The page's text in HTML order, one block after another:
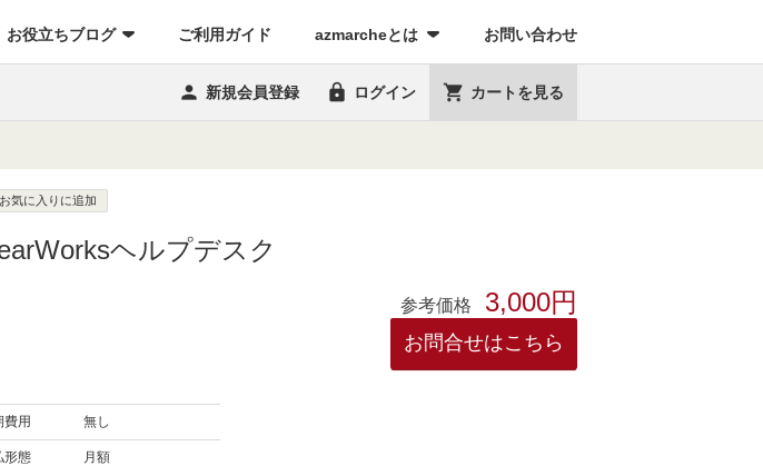
お役立ちブログ ご利用ガイド (current)azmarcheとは お問い合わせ
 新規会員登録  ログイン  カートを見る
お気に入りに追加
ヘルプデスク
参考価格 3,000円
お問合せはこちら
費用 無し
形態 月額